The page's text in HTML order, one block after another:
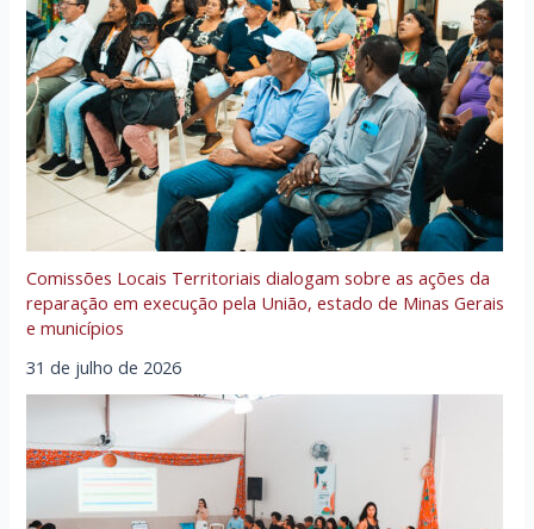
Comissões Locais Territoriais dialogam sobre as ações da
reparação em execução pela União, estado de Minas Gerais
e municípios
31 de julho de 2026